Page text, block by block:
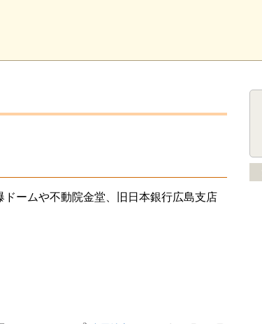
ームや不動院金堂、旧日本銀行広島支店